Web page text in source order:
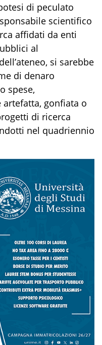
di peculato
scientifico
affidati da enti
al
si sarebbe
di denaro
spese,
gonfiata o
di ricerca
nel quadriennio